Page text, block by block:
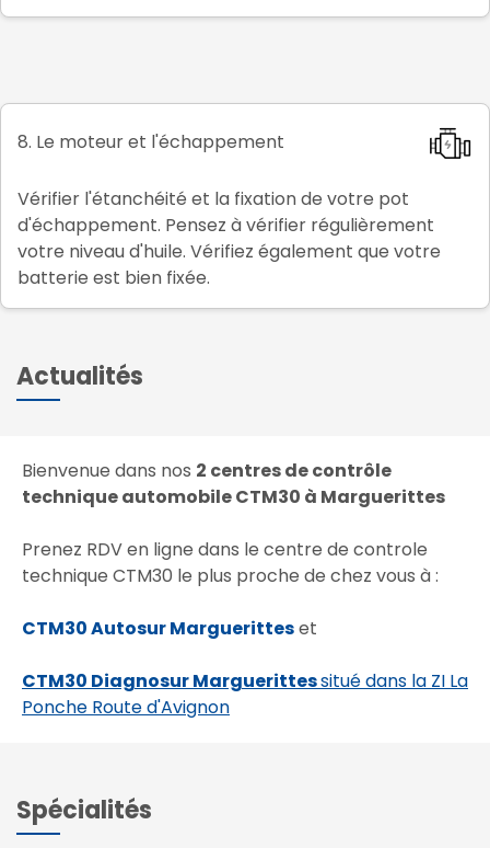
8. Le moteur et l'échappement
Vérifier l'étanchéité et la fixation de votre pot
d'échappement. Pensez à vérifier régulièrement
votre niveau d'huile. Vérifiez également que votre
batterie est bien fixée.
Actualités
Bienvenue dans nos 2 centres de contrôle
technique automobile CTM30 à Marguerittes
Prenez RDV en ligne dans le centre de controle
technique CTM30 le plus proche de chez vous à :
CTM30 Autosur Margueritteset
CTM30 Diagnosur Marguerittessitué dans la ZI La
Ponche Route d'Avignon
Spécialités